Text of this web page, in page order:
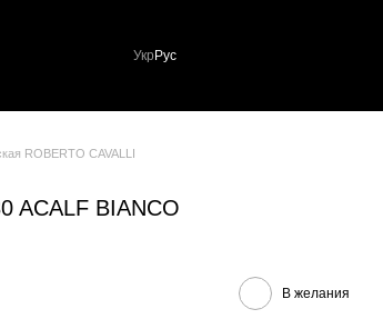
Укр Рус
ROBERTO CAVALLI
ACALF BIANCO
В желания